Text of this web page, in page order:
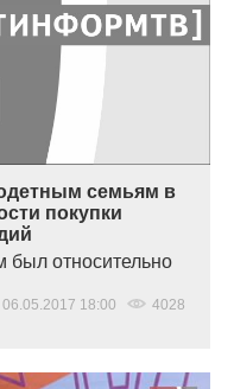
семьям в
покупки
был относительно
06.05.2017 18:00 4028